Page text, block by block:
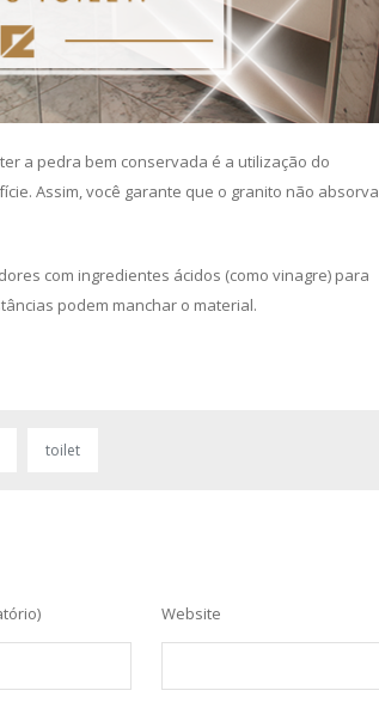
a pedra bem conservada é a utilização do
Assim, você garante que o granito não absorva
com ingredientes ácidos (como vinagre) para
podem manchar o material.
toilet
Website